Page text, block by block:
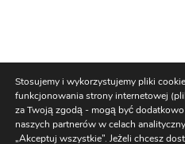
Kancelaria Radców Prawnych
ul. Warszawska 14 lok 3, Białystok
kancelaria@bieluk.pl
oddział w Warszawie
Stosujemy i wykorzystujemy pliki
funkcjonowania strony internetowej
za Twoją zgodą - mogą być
naszych partnerów w celach
„Akceptuj wszystkie”. Jeżeli chcesz